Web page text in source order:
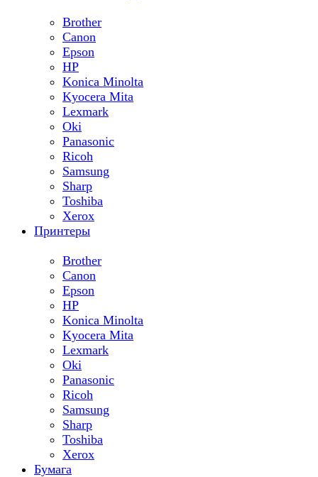
Brother
Canon
Epson
HP
Konica Minolta
Kyocera Mita
Lexmark
Oki
Panasonic
Ricoh
Samsung
Sharp
Toshiba
Xerox
Принтеры
Brother
Canon
Epson
HP
Konica Minolta
Kyocera Mita
Lexmark
Oki
Panasonic
Ricoh
Samsung
Sharp
Toshiba
Xerox
Бумага